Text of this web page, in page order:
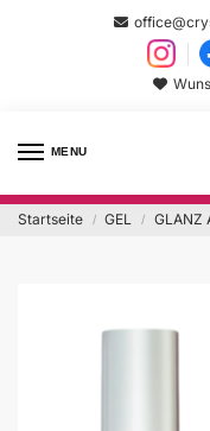
MENU
Startseite / GEL / GLANZ